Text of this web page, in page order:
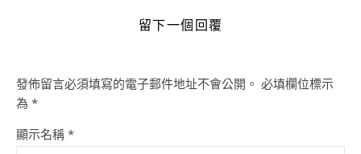
留下一個回覆
發佈留言必須填寫的電子郵件地址不會公開。 必填欄位標示
為 *
顯示名稱 *